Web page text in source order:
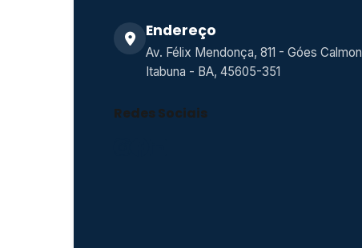
Endereço
Av. Félix Mendonça, 811 - Góes Calmon
Itabuna - BA, 45605-351
Redes Sociais